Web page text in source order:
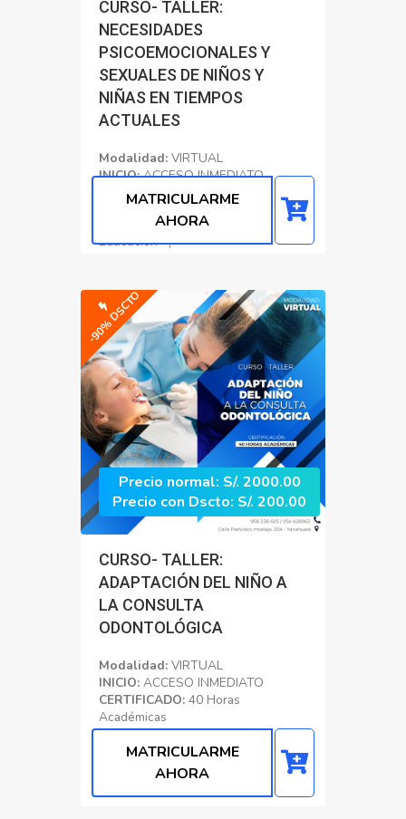
CURSO- TALLER:
NECESIDADES
PSICOEMOCIONALES Y
SEXUALES DE NIÑOS Y
NIÑAS EN TIEMPOS
ACTUALES
Modalidad: VIRTUAL
INICIO:ACCESO INMEDIATO
CERTIFICADO: 80 Horas
Académicas
Educacion
MATRICULARME
AHORA
-90% DSCTO
Precio normal: S/. 2000.00
Precio con Dscto: S/. 200.00
CURSO- TALLER:
ADAPTACIÓN DEL NIÑO A
LA CONSULTA
ODONTOLÓGICA
Modalidad: VIRTUAL
INICIO: ACCESO INMEDIATO
CERTIFICADO: 40 Horas
Académicas
Educacion
MATRICULARME
AHORA